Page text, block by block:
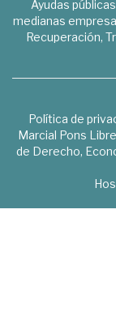
Ayudas
medianas
Recuperación,
Política de
Marcial Pons
de Derecho,